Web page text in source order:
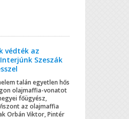
védték az
Szeszák
talán egyetlen hős
olajmaffia-vonatot
főügyész,
az olajmaffia
Orbán Viktor, Pintér